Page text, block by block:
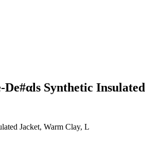
Synthetic
Jacket, Warm Clay, L